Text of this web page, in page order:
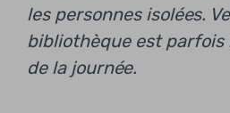
les personnes isolées.
bibliothèque est parfois
de la journée.